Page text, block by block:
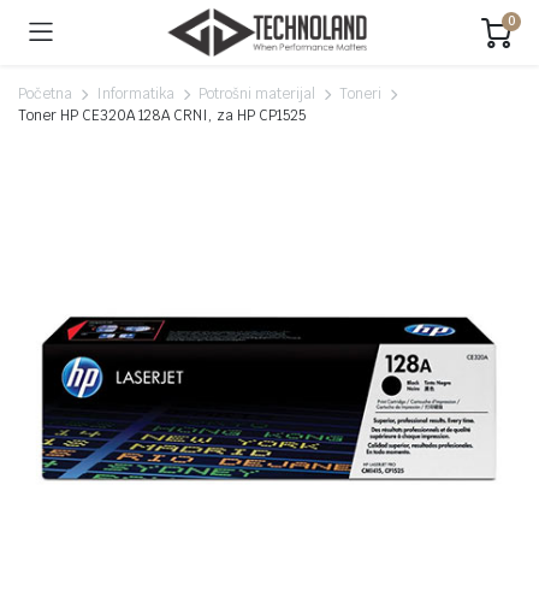
0
Početna Informatika Potrošni materijal
Toneri
Toner HP CE320A 128A CRNI, za HP CP1525